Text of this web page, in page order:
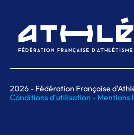
2026 - Fédération Française
Conditions d'utilisation - Mentions